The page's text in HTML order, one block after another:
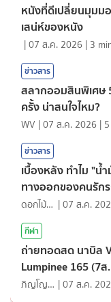
หนังที่ดีเปลี่ยนมุมมอ
เสน่ห์ของหนัง
|07 ส.ค. 2026 | 3
ข่าวสาร
สลากออมสินพิเศษ
ครั้ง น่าสนใจไหม?
WV |07 ส.ค. 2026 | 5
ข่าวสาร
เบื้องหลัง ทำไม "น้
ทางออกของคนรัก
ดอกไม้กับสายน้ำ |07 ส.ค.
กีฬา
ถ่ายทอดสด นาบิล
Lumpinee 165 (7
ภิญโญ ส่องแสง |07 ส.ค.